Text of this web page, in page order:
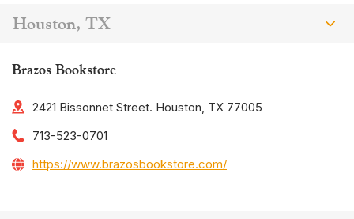
Houston, TX
Brazos Bookstore
2421 Bissonnet Street. Houston, TX 77005
713-523-0701
https://www.brazosbookstore.com/